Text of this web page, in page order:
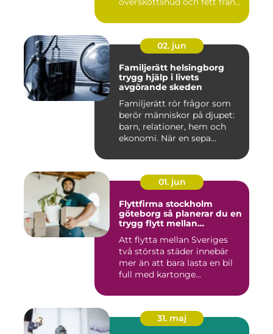
02. jun
Familjerätt helsingborg
trygg hjälp i livets
avgörande skeden
Familjerätt rör frågor som
berör människor på djupet:
barn, relationer, hem och
ekonomi. När en sepa...
01. jun
Flyttfirma stockholm
göteborg så planerar du en
trygg flytt mellan
Att flytta mellan Sveriges
två största städer innebär
mer än att bara lasta en bil
full med kartonge...
31. maj